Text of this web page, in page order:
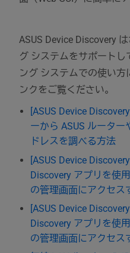
ASUS Device Discovery
グ システムをサポートし
ング システムでの使い
ンクをご覧ください。
[ASUS Device
ーから ASUS ルータ
ドレスを調べる方法
[ASUS Device
Discovery アプリを使
の管理画面にアクセス
[ASUS Device
Discovery アプリを使
の管理画面にアクセス